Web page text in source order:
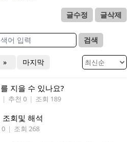
글수정 글삭제
검색
» 마지막
지을 수 있나요?
| 추천 0 | 조회 189
회및 해석
0 | 조회 268